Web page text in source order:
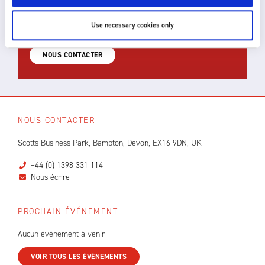
Use necessary cookies only
discuter d'une solution personnalisée pour votre
application, n'hésitez pas à nous contacter.
NOUS CONTACTER
NOUS CONTACTER
Scotts Business Park, Bampton, Devon, EX16 9DN, UK
+44 (0) 1398 331 114
Nous écrire
PROCHAIN ÉVÉNEMENT
Aucun événement à venir
VOIR TOUS LES ÉVÉNEMENTS